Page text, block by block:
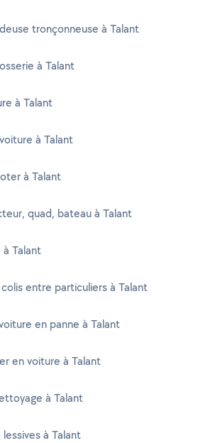
tronçonneuse à Talant
à Talant
à Talant
à Talant
à Talant
quad, bateau à Talant
Talant
entre particuliers à Talant
en panne à Talant
en voiture à Talant
à Talant
lessives à Talant